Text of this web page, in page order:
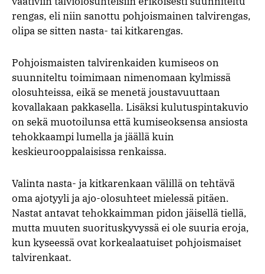
rengas, eli niin sanottu pohjoismainen talvirengas,
olipa se sitten nasta- tai kitkarengas.
Pohjoismaisten talvirenkaiden kumiseos on
suunniteltu toimimaan nimenomaan kylmissä
olosuhteissa, eikä se menetä joustavuuttaan
kovallakaan pakkasella. Lisäksi kulutuspintakuvio
on sekä muotoilunsa että kumiseoksensa ansiosta
tehokkaampi lumella ja jäällä kuin
keskieurooppalaisissa renkaissa.
Valinta nasta- ja kitkarenkaan välillä on tehtävä
oma ajotyyli ja ajo-olosuhteet mielessä pitäen.
Nastat antavat tehokkaimman pidon jäisellä tiellä,
mutta muuten suorituskyvyssä ei ole suuria eroja,
kun kyseessä ovat korkealaatuiset pohjoismaiset
talvirenkaat.